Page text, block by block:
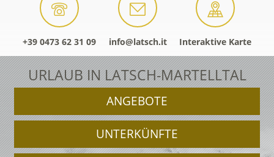
+39 0473 62 31 09 info@latsch.it Interaktive Karte
URLAUB IN LATSCH-MARTELLTAL
ANGEBOTE
UNTERKÜNFTE